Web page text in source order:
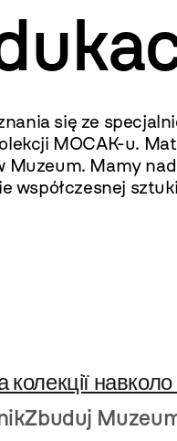
się ze spec
MOCAK-u.
Muzeum. Mamy
współczesnej
колекції
Zbuduj